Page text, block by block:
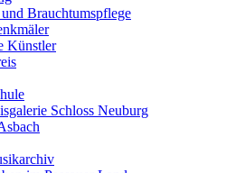
Brauchtumspflege
Künstler
Schloss Neuburg